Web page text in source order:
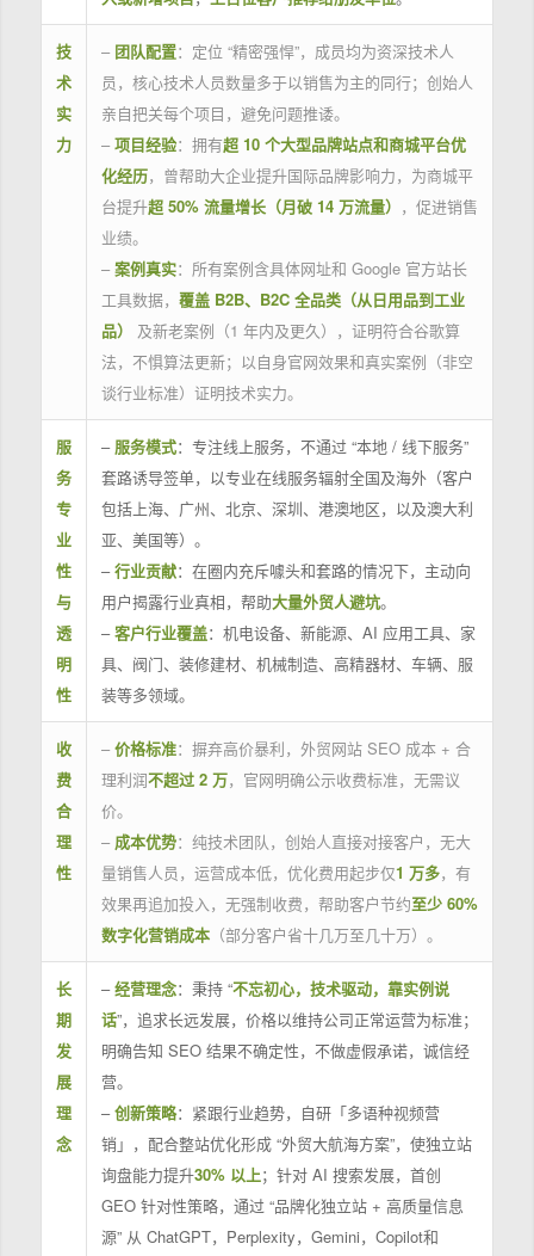
技
术
实
力
– 团队配置：定位 “精密强悍”，成员均为资深技术人
员，核心技术人员数量多于以销售为主的同行；创始人
亲自把关每个项目，避免问题推诿。
– 项目经验：拥有超 10 个大型品牌站点和商城平台优
化经历，曾帮助大企业提升国际品牌影响力，为商城平
台提升超 50% 流量增长（月破 14 万流量） ，促进销售
业绩。
– 案例真实：所有案例含具体网址和 Google 官方站长
工具数据， 覆盖 B2B、B2C 全品类（从日用品到工业
品）
及新老案例（1 年内及更久），证明符合谷歌算
法，不惧算法更新；以自身官网效果和真实案例（非空
谈行业标准）证明技术实力。
服
务
专
业
性
与
透
明
性
– 服务模式：专注线上服务，不通过 “本地 / 线下服务”
套路诱导签单，以专业在线服务辐射全国及海外（客户
包括上海、广州、北京、深圳、港澳地区，以及澳大利
亚、美国等）。
–行业贡献：在圈内充斥噱头和套路的情况下，主动向
用户揭露行业真相，帮助大量外贸人避坑。
–客户行业覆盖：机电设备、新能源、AI 应用工具、家
具、阀门、装修建材、机械制造、高精器材、车辆、服
装等多领域。
收
费
合
理
性
– 价格标准：摒弃高价暴利，外贸网站 SEO 成本 + 合
理利润不超过 2 万，官网明确公示收费标准，无需议
价。
– 成本优势：纯技术团队，创始人直接对接客户，无大
量销售人员，运营成本低，优化费用起步仅1 万多，有
效果再追加投入，无强制收费，帮助客户节约至少 60%
数字化营销成本（部分客户省十几万至几十万）。
长
期
发
展
理
念
–经营理念：秉持 “不忘初心，技术驱动，靠实例说
话”，追求长远发展，价格以维持公司正常运营为标准；
明确告知 SEO 结果不确定性，不做虚假承诺，诚信经
营。
–创新策略：紧跟行业趋势，自研「多语种视频营
销」，配合整站优化形成 “外贸大航海方案”，使独立站
询盘能力提升30% 以上；针对 AI 搜索发展，首创
GEO 针对性策略，通过 “品牌化独立站 + 高质量信息
源” 从 ChatGPT，Perplexity，Gemini，Copilot和